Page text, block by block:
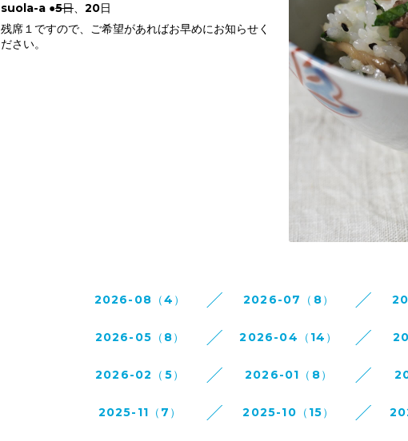
suola-a ●5日、20日
残席１ですので、ご希望があればお早めにお知らせく
ださい。
2026-08（4） 2026-07（8）
2026-05（8） 2026-04（14）
2026-02（5） 2026-01（8）
2025-11（7） 2025-10（15）